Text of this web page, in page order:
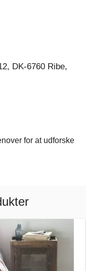
DK-6760 Ribe,
for at udforske